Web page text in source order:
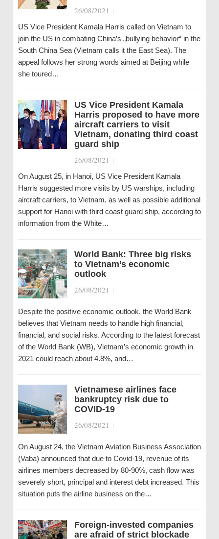
26/08/2021 |
US Vice President Kamala Harris called on Vietnam to
join the US in combating China’s „bullying behavior“ in the
South China Sea (Vietnam calls it the East Sea). The
appeal follows her strong words aimed at Beijing while
she toured…
US Vice President Kamala
Harris proposed to have more
aircraft carriers to visit
Vietnam, donating third coast
guard ship
26/08/2021 |
On August 25, in Hanoi, US Vice President Kamala
Harris suggested more visits by US warships, including
aircraft carriers, to Vietnam, as well as possible additional
support for Hanoi with third coast guard ship, according to
information from the White…
World Bank: Three big risks
to Vietnam’s economic
outlook
26/08/2021 |
Despite the positive economic outlook, the World Bank
believes that Vietnam needs to handle high financial,
financial, and social risks. According to the latest forecast
of the World Bank (WB), Vietnam’s economic growth in
2021 could reach about 4.8%, and…
Vietnamese airlines face
bankruptcy risk due to
COVID-19
26/08/2021 |
On August 24, the Vietnam Aviation Business Association
(Vaba) announced that due to Covid-19, revenue of its
airlines members decreased by 80-90%, cash flow was
severely short, principal and interest debt increased. This
situation puts the airline business on the…
Foreign-invested companies
are afraid of strict blockade